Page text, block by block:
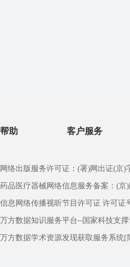
帮助 客户服务
网络出版服务许可证：(署)网出证(京)
药品医疗器械网络信息服务备案：(京
信息网络传播视听节目许可证 许可证
万方数据知识服务平台--国家科技支
万方数据学术资源发现获取服务系统[